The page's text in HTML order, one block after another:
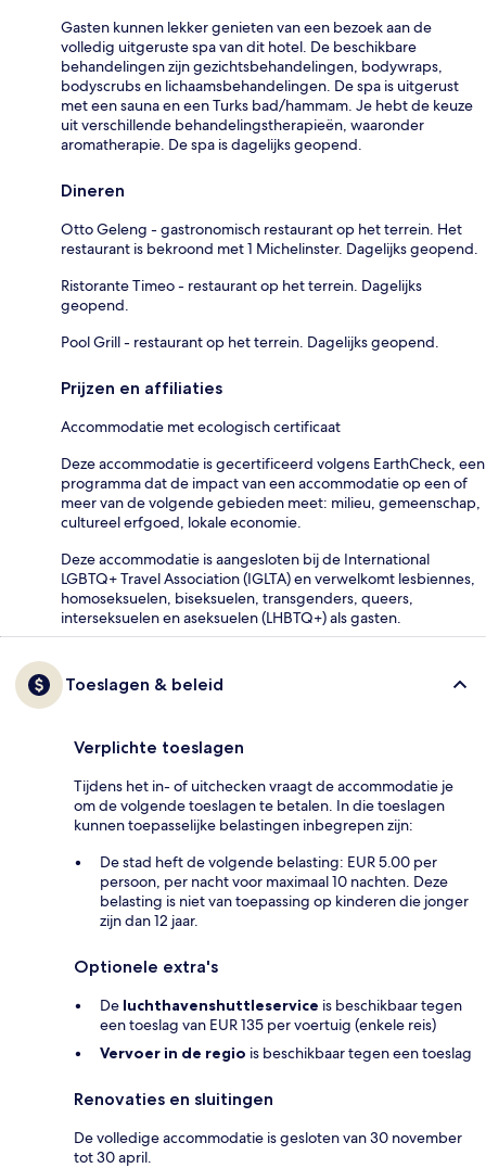
Gasten kunnen lekker genieten van een bezoek aan de
volledig uitgeruste spa van dit hotel. De beschikbare
behandelingen zijn gezichtsbehandelingen, bodywraps,
bodyscrubs en lichaamsbehandelingen. De spa is uitgerust
met een sauna en een Turks bad/hammam. Je hebt de keuze
uit verschillende behandelingstherapieën, waaronder
aromatherapie. De spa is dagelijks geopend.
Dineren
Otto Geleng - gastronomisch restaurant op het terrein. Het
restaurant is bekroond met 1 Michelinster. Dagelijks geopend.
Ristorante Timeo - restaurant op het terrein. Dagelijks
geopend.
Pool Grill - restaurant op het terrein. Dagelijks geopend.
Prijzen en affiliaties
Accommodatie met ecologisch certificaat
Deze accommodatie is gecertificeerd volgens EarthCheck, een
programma dat de impact van een accommodatie op een of
meer van de volgende gebieden meet: milieu, gemeenschap,
cultureel erfgoed, lokale economie.
Deze accommodatie is aangesloten bij de International
LGBTQ+ Travel Association (IGLTA) en verwelkomt lesbiennes,
homoseksuelen, biseksuelen, transgenders, queers,
interseksuelen en aseksuelen (LHBTQ+) als gasten.
Toeslagen & beleid
Verplichte toeslagen
Tijdens het in- of uitchecken vraagt de accommodatie je
om de volgende toeslagen te betalen. In die toeslagen
kunnen toepasselijke belastingen inbegrepen zijn:
De stad heft de volgende belasting: EUR 5.00 per
persoon, per nacht voor maximaal 10 nachten. Deze
belasting is niet van toepassing op kinderen die jonger
zijn dan 12 jaar.
Optionele extra's
De luchthavenshuttleservice is beschikbaar tegen
een toeslag van EUR 135 per voertuig (enkele reis)
Vervoer in de regio is beschikbaar tegen een toeslag
Renovaties en sluitingen
De volledige accommodatie is gesloten van 30 november
tot 30 april.